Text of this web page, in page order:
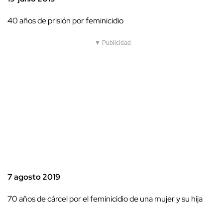
40 años de prisión por feminicidio
▼ Publicidad
7 agosto 2019
70 años de cárcel por el feminicidio de una mujer y su hija